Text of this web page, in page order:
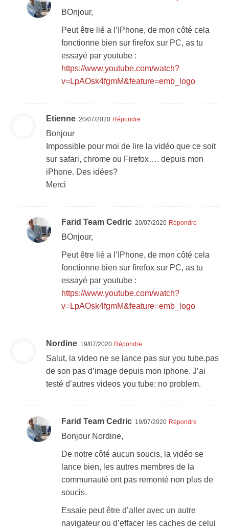
BOnjour,
Peut être lié a l’IPhone, de mon côté cela
fonctionne bien sur firefox sur PC, as tu
essayé par youtube :
https://www.youtube.com/watch?
v=LpAOsk4fgmM&feature=emb_logo
Etienne 20/07/2020 Répondre
Bonjour
Impossible pour moi de lire la vidéo que ce soit
sur safari, chrome ou Firefox…. depuis mon
iPhone. Des idées?
Merci
Farid Team Cedric 20/07/2020 Répondre
BOnjour,
Peut être lié a l’IPhone, de mon côté cela
fonctionne bien sur firefox sur PC, as tu
essayé par youtube :
https://www.youtube.com/watch?
v=LpAOsk4fgmM&feature=emb_logo
Nordine 19/07/2020 Répondre
Salut, la video ne se lance pas sur you tube.pas
de son pas d’image depuis mon iphone. J’ai
testé d’autres videos you tube: no problem.
Farid Team Cedric 19/07/2020 Répondre
Bonjour Nordine,
De notre côté aucun soucis, la vidéo se
lance bien, les autres membres de la
communauté ont pas remonté non plus de
soucis.
Essaie peut être d’aller avec un autre
navigateur ou d’effacer les caches de celui